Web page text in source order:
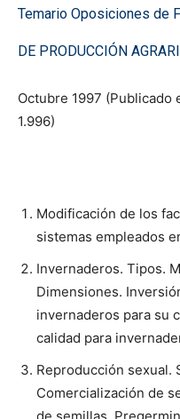
Temario Oposiciones de
DE PRODUCCIÓN
Octubre 1997 (Publicado
1.996)
Modificación de los
sistemas empleados
Invernaderos. Tipos.
Dimensiones.
invernaderos para su
calidad para
Reproducción sexual.
Comercialización de